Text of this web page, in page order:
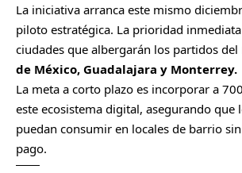
La iniciativa arranca este mismo
piloto estratégica. La prioridad
ciudades que albergarán los partidos
de México, Guadalajara y Monterrey.
La meta a corto plazo es incorporar a
este ecosistema digital, asegurando que
puedan consumir en locales de barrio
pago.